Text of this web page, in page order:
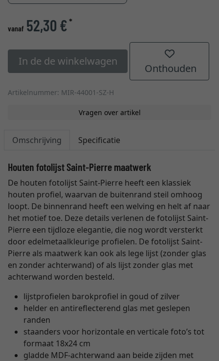
vanaf 52,30 €*
In de de winkelwagen
Onthouden
Artikelnummer: MIR-44001-SZ-H
Vragen over artikel
Omschrijving Specificatie
Houten fotolijst Saint-Pierre maatwerk
De houten fotolijst Saint-Pierre heeft een klassiek
houten profiel, waarvan de buitenrand steil omhoog
loopt. De binnenrand heeft een welving en helt af naar
het motief toe. Deze details verlenen de fotolijst Saint-
Pierre een tijdloze elegantie, die nog wordt versterkt
door edelmetaalkleurige profielen. De fotolijst Saint-
Pierre als maatwerk kan ook als lege lijst (zonder glas
en zonder achterwand) of als lijst zonder glas met
achterwand worden besteld.
lijstprofielen barokprofiel in goud of zilver
helder en antireflecterend glas met geslepen
randen
staanders voor horizontale en verticale foto’s tot
formaat 18x24 cm
gladde MDF-achterwand aan beide zijden met